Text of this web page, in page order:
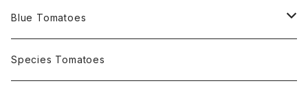
Blue Tomatoes
OSU INDIGO Series
Species Tomatoes